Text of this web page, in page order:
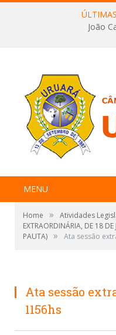
João
MENU
Home » Atividades
EXTRAORDINÁRIA, DE 18
PAUTA) » Ata sessão
Ata sessão
1156hs